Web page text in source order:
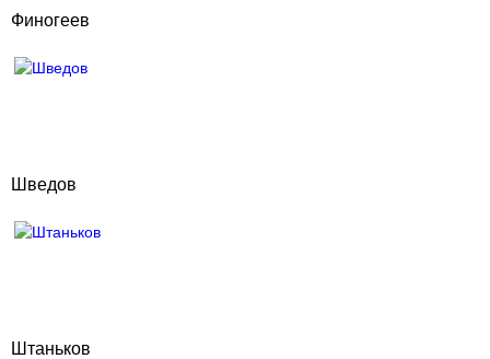
Финогеев
Шведов
Штаньков